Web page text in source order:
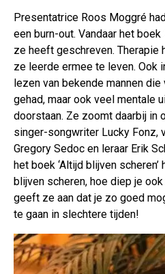
Presentatrice Roos Moggré
een burn-out. Vandaar het boek
ze heeft geschreven.
ze leerde ermee te leven. Ook
lezen van bekende mannen
gehad, maar ook veel mentale
doorstaan. Ze zoomt daarbij in
singer-songwriter Lucky Fonz,
Gregory Sedoc en leraar Erik
het boek ‘Altijd blijven
blijven scheren, hoe diep je
geeft ze aan dat je zo goed
te gaan in slechtere tijden!